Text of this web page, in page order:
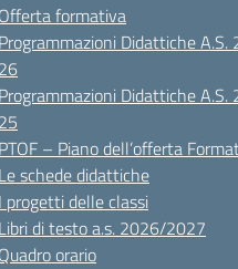
Offerta formativa
Programmazioni Didattiche A.S.
26
Programmazioni Didattiche A.S.
25
PTOF – Piano dell’offerta
Le schede didattiche
I progetti delle classi
Libri di testo a.s. 2026/2027
Quadro orario